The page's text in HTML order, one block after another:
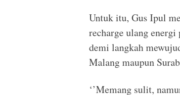
Untuk itu, Gus Ipul
recharge ulang
demi langkah
Malang maupun
‘’Memang sulit,